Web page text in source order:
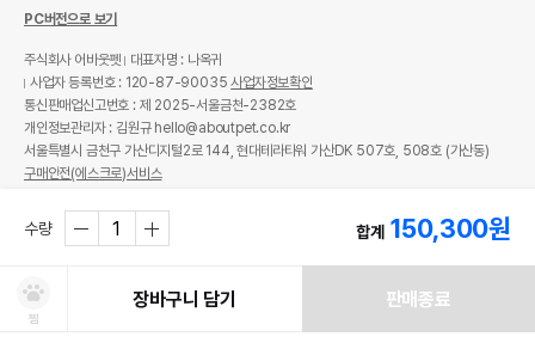
수량 합계 150,300원
찜
장바구니 담기 판매종료
PC버전으로 보기
주식회사 어바웃펫
대표자명 : 나옥귀
사업자 등록번호 : 120-87-90035사업자정보확인
통신판매업신고번호 : 제 2025-서울금천-2382호
개인정보관리자 : 김원규 hello@aboutpet.co.kr
서울특별시 금천구 가산디지털2로 144, 현대테라타워 가산DK 507호, 508호 (가산동)
구매안전(에스크로)서비스